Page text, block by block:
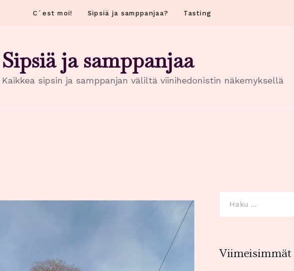
C´est moi! Sipsiä ja samppanjaa? Tasting
Sipsiä ja samppanjaa
Kaikkea sipsin ja samppanjan väliltä viinihedonistin näkemyksellä